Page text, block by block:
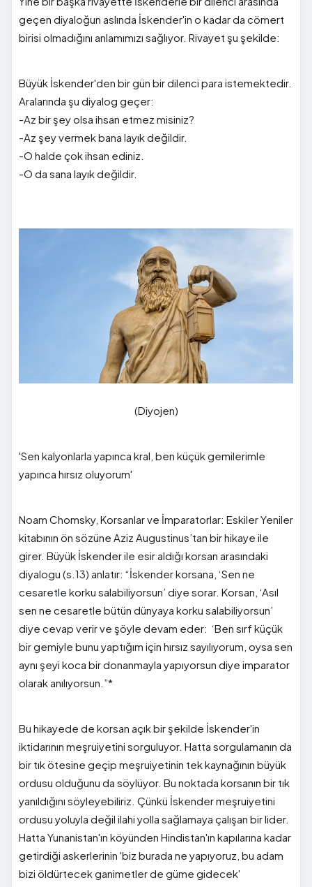
geçen diyaloğun aslında İskender'in o kadar da cömert
birisi olmadığını anlamımızı sağlıyor. Rivayet şu şekilde:
Büyük İskender'den bir gün bir dilenci para istemektedir.
Aralarında şu diyalog geçer:
-Az bir şey olsa ihsan etmez misiniz?
-Az şey vermek bana layık değildir.
-O halde çok ihsan ediniz.
-O da sana layık değildir.
(Diyojen)
'Sen kalyonlarla yapınca kral, ben küçük gemilerimle
yapınca hırsız oluyorum'
Noam Chomsky, Korsanlar ve İmparatorlar: Eskiler Yeniler
kitabının ön sözüne Aziz Augustinus’tan bir hikaye ile
girer. Büyük İskender ile esir aldığı korsan arasındaki
diyalogu (s.13) anlatır: “İskender korsana, ‘Sen ne
cesaretle korku salabiliyorsun’ diye sorar. Korsan, ‘Asıl
sen ne cesaretle bütün dünyaya korku salabiliyorsun’
diye cevap verir ve şöyle devam eder: ‘Ben sırf küçük
bir gemiyle bunu yaptığım için hırsız sayılıyorum, oysa sen
aynı şeyi koca bir donanmayla yapıyorsun diye imparator
olarak anılıyorsun.”*
Bu hikayede de korsan açık bir şekilde İskender'in
iktidarının meşruiyetini sorguluyor. Hatta sorgulamanın da
bir tık ötesine geçip meşruiyetinin tek kaynağının büyük
ordusu olduğunu da söylüyor. Bu noktada korsanın bir tık
yanıldığını söyleyebiliriz. Çünkü İskender meşruiyetini
ordusu yoluyla değil ilahi yolla sağlamaya çalışan bir lider.
Hatta Yunanistan'ın köyünden Hindistan'ın kapılarına kadar
getirdiği askerlerinin 'biz burada ne yapıyoruz, bu adam
bizi öldürtecek ganimetler de güme gidecek'